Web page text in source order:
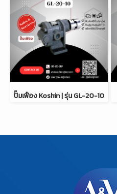
ปั๊มเฟือง Koshin | รุ่น GL-20-10